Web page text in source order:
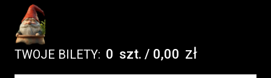
TWOJE BILETY: 0 szt. / 0,00 zł